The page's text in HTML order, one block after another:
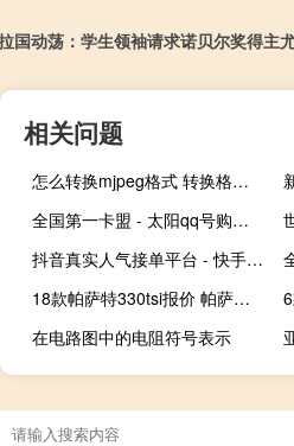
国动荡：学生领袖请求诺贝尔奖得主
相关问题
怎么转换mjpeg格式 转换格式软件
全国第一卡盟 - 太阳qq号购买平台
抖音真实人气接单平台 - 快手刷亲密度秒涨1000_一个一千万粉丝
18款帕萨特330tsi报价 帕萨特2019款报价及图片
在电路图中的电阻符号表示